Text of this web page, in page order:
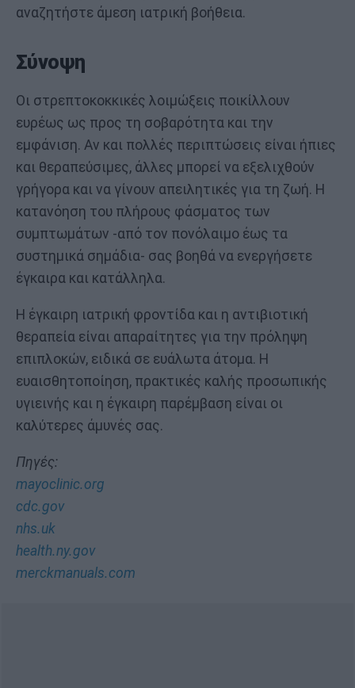
αναζητήστε άμεση ιατρική βοήθεια.
Σύνοψη
Οι στρεπτοκοκκικές λοιμώξεις ποικίλλουν
ευρέως ως προς τη σοβαρότητα και την
εμφάνιση. Αν και πολλές περιπτώσεις είναι ήπιες
και θεραπεύσιμες, άλλες μπορεί να εξελιχθούν
γρήγορα και να γίνουν απειλητικές για τη ζωή. Η
κατανόηση του πλήρους φάσματος των
συμπτωμάτων -από τον πονόλαιμο έως τα
συστημικά σημάδια- σας βοηθά να ενεργήσετε
έγκαιρα και κατάλληλα.
Η έγκαιρη ιατρική φροντίδα και η αντιβιοτική
θεραπεία είναι απαραίτητες για την πρόληψη
επιπλοκών, ειδικά σε ευάλωτα άτομα. Η
ευαισθητοποίηση, πρακτικές καλής προσωπικής
υγιεινής και η έγκαιρη παρέμβαση είναι οι
καλύτερες άμυνές σας.
Πηγές:
mayoclinic.org
cdc.gov
nhs.uk
health.ny.gov
merckmanuals.com